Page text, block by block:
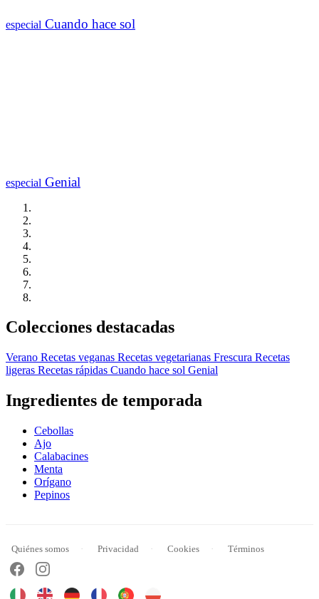
especial Cuando hace sol
especial Genial
Colecciones destacadas
Verano Recetas veganas Recetas vegetarianas Frescura Recetas
ligeras Recetas rápidas Cuando hace sol Genial
Ingredientes de temporada
Cebollas
Ajo
Calabacines
Menta
Orígano
Pepinos
Quiénes somos Privacidad Cookies Términos